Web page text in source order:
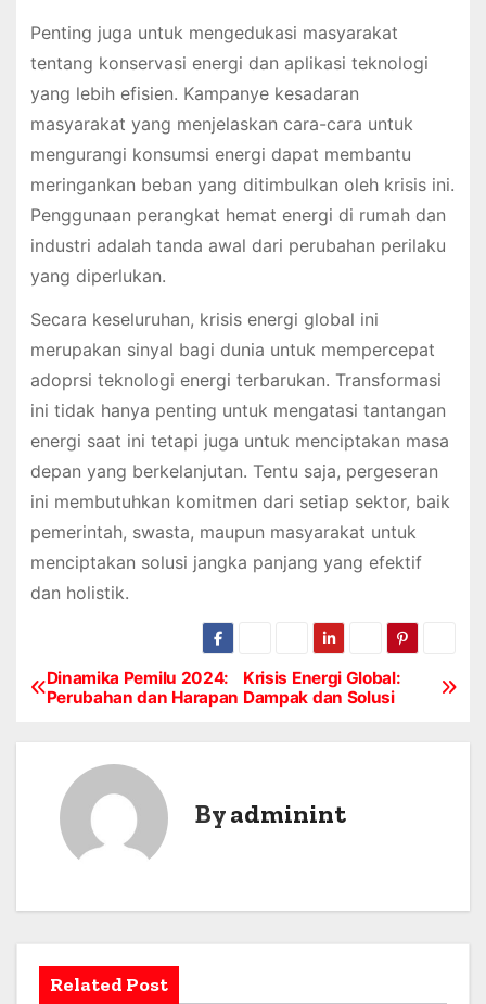
Penting juga untuk mengedukasi masyarakat
tentang konservasi energi dan aplikasi teknologi
yang lebih efisien. Kampanye kesadaran
masyarakat yang menjelaskan cara-cara untuk
mengurangi konsumsi energi dapat membantu
meringankan beban yang ditimbulkan oleh krisis ini.
Penggunaan perangkat hemat energi di rumah dan
industri adalah tanda awal dari perubahan perilaku
yang diperlukan.
Secara keseluruhan, krisis energi global ini
merupakan sinyal bagi dunia untuk mempercepat
adoprsi teknologi energi terbarukan. Transformasi
ini tidak hanya penting untuk mengatasi tantangan
energi saat ini tetapi juga untuk menciptakan masa
depan yang berkelanjutan. Tentu saja, pergeseran
ini membutuhkan komitmen dari setiap sektor, baik
pemerintah, swasta, maupun masyarakat untuk
menciptakan solusi jangka panjang yang efektif
dan holistik.
P
a
Krisis Energi Global:
Dampak dan Solusi
Dinamika Pemilu 2024:
Perubahan dan Harapan
Byadminint
Related Post